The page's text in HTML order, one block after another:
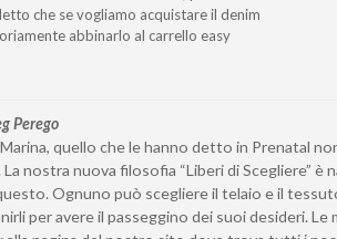
che se vogliamo acquistare il denim
abbinarlo al carrello easy
Perego
quello che le hanno detto in Prenatal
nostra nuova filosofia “Liberi di Scegliere” è
Ognuno può scegliere il telaio e il
per avere il passeggino dei suoi desideri. Le